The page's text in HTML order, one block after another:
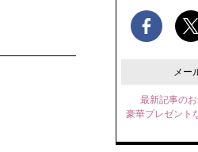
メー
最新記事の
豪華プレゼント